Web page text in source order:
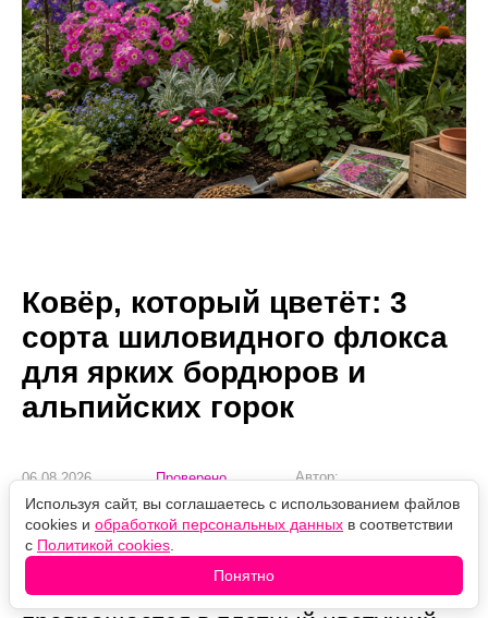
Ковёр, который цветёт: 3
сорта шиловидного флокса
для ярких бордюров и
альпийских горок
06.08.2026
17:48
Проверено
Автор:
Флокс шиловидный —
неприхотливый почвопокровный
многолетник, который весной
Используя сайт, вы соглашаетесь с использованием файлов
cookies и обработкой персональных данных в соответствии
с Политикой cookies
Понятно